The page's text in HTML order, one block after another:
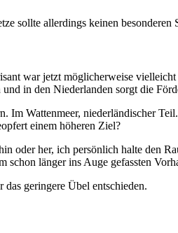
sollte allerdings keinen besonderen
war jetzt möglicherweise
in den Niederlanden sorgt die
Wattenmeer, niederländischer
einem höheren Ziel?
her, ich persönlich halte den
länger ins Auge gefassten
geringere Übel entschieden.